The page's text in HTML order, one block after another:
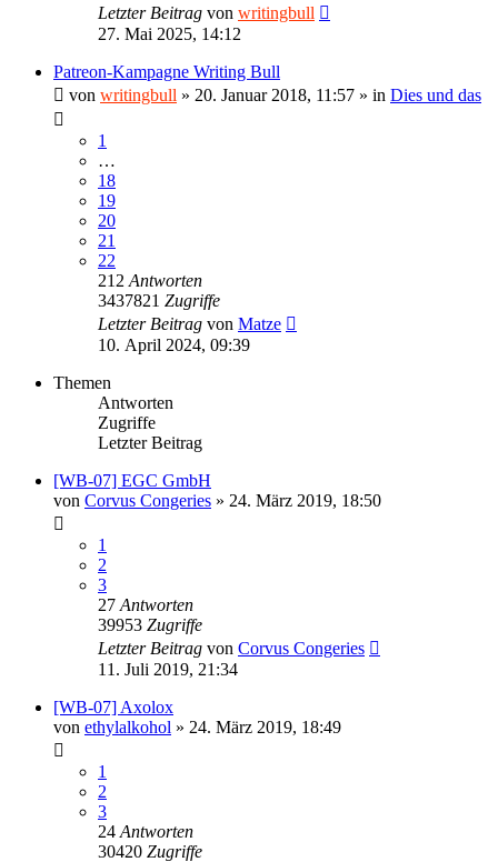
Letzter Beitrag von writingbull
27. Mai 2025, 14:12
Patreon-Kampagne Writing Bull
von writingbull » 20. Januar 2018, 11:57 » in Dies und das
1
…
18
19
20
21
22
212 Antworten
3437821 Zugriffe
Letzter Beitrag von Matze
10. April 2024, 09:39
Themen
Antworten
Zugriffe
Letzter Beitrag
[WB-07] EGC GmbH
von Corvus Congeries » 24. März 2019, 18:50
1
2
3
27 Antworten
39953 Zugriffe
Letzter Beitrag von Corvus Congeries
11. Juli 2019, 21:34
[WB-07] Axolox
von ethylalkohol » 24. März 2019, 18:49
1
2
3
24 Antworten
30420 Zugriffe